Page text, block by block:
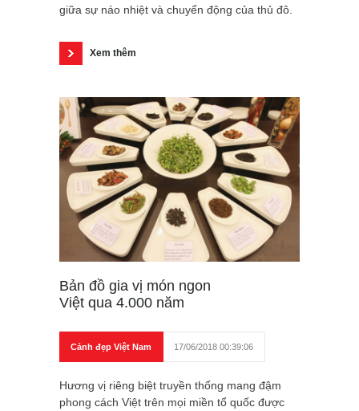
giữa sự náo nhiệt và chuyển động của thủ đô.
Xem thêm
Bản đồ gia vị món ngon
Việt qua 4.000 năm
Cảnh đẹp Việt Nam 17/06/2018 00:39:06
Hương vị riêng biệt truyền thống mang đậm
phong cách Việt trên mọi miền tổ quốc được